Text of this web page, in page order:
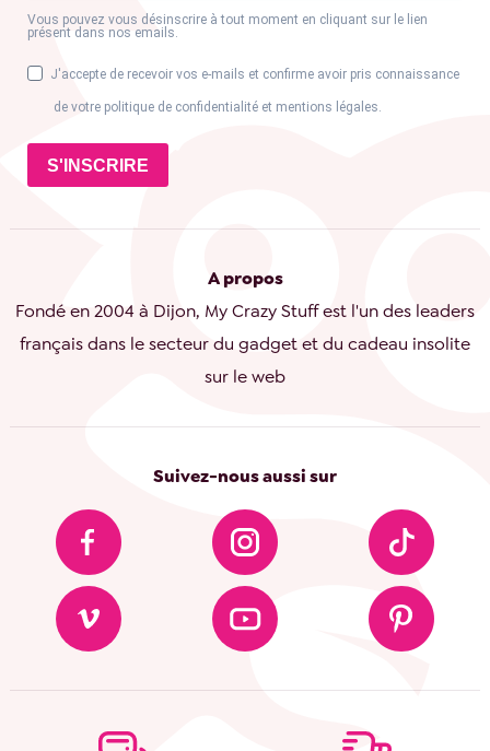
Vous pouvez vous désinscrire à tout moment en cliquant sur le lien
présent dans nos emails.
J'accepte de recevoir vos e-mails et confirme avoir pris connaissance
de votre politique de confidentialité et mentions légales.
S'INSCRIRE
A propos
Fondé en 2004 à Dijon, My Crazy Stuff est l'un des leaders
français dans le secteur du gadget et du cadeau insolite
sur le web
Suivez-nous aussi sur